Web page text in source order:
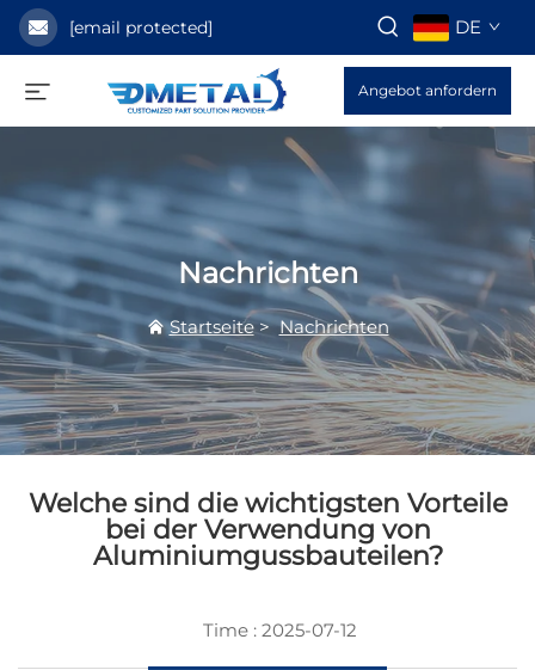
[email protected] DE
Angebot anfordern
Nachrichten
Startseite>Nachrichten
Welche sind die wichtigsten Vorteile
bei der Verwendung von
Aluminiumgussbauteilen?
Time : 2025-07-12